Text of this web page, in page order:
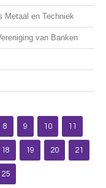
Metaal en Techniek
van Banken
8 9 10 11
18 19 20 21
25